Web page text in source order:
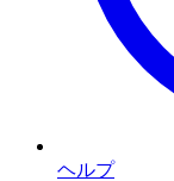
ヘルプ